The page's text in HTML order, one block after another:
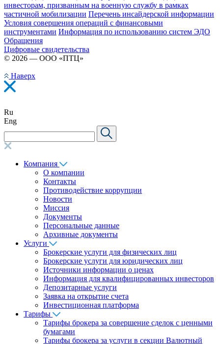
инвесторам, призванным на военную службу в рамках
частичной мобилизации Перечень инсайдерской информации
Условия совершения операций с финансовыми
инструментами Информация по использованию систем ЭДО
Обращения
Цифровые свидетельства
© 2026 — ООО «ПТЦ»
Наверх
Ru
Eng
Компания
О компании
Контакты
Противодействие коррупции
Новости
Миссия
Документы
Персональные данные
Архивные документы
Услуги
Брокерские услуги для физических лиц
Брокерские услуги для юридических лиц
Источники информации о ценах
Информация для квалифицированных инвесторов
Депозитарные услуги
Заявка на открытие счета
Инвестиционная платформа
Тарифы
Тарифы брокера за совершение сделок с ценными
бумагами
Тарифы брокера за услуги в секции Валютный